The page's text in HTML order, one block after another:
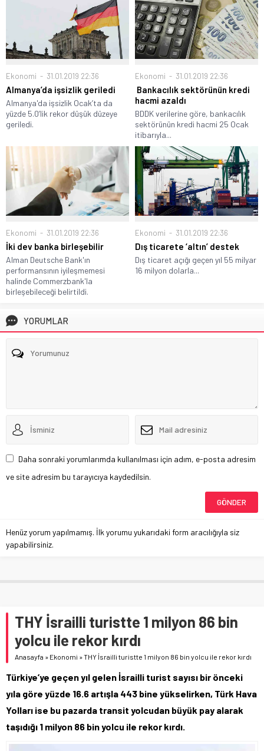
Ekonomi 31.01.2019 22:36
Almanya’da işsizlik geriledi
Almanya'da işsizlik Ocak’ta da
yüzde 5.0’lik rekor düşük düzeye
geriledi.
Ekonomi 31.01.2019 22:36
Bankacılık sektörünün kredi
hacmi azaldı
BDDK verilerine göre, bankacılık
sektörünün kredi hacmi 25 Ocak
itibarıyla...
Ekonomi 31.01.2019 22:36
İki dev banka birleşebilir
Alman Deutsche Bank'ın
performansının iyileşmemesi
halinde Commerzbank'la
birleşebileceği belirtildi.
Ekonomi 31.01.2019 22:36
Dış ticarete ‘altın’ destek
Dış ticaret açığı geçen yıl 55 milyar
16 milyon dolarla...
YORUMLAR
Daha sonraki yorumlarımda kullanılması için adım, e-posta adresim
ve site adresim bu tarayıcıya kaydedilsin.
Henüz yorum yapılmamış. İlk yorumu yukarıdaki form aracılığıyla siz
yapabilirsiniz.
THY İsrailli turistte 1 milyon 86 bin
yolcu ile rekor kırdı
Anasayfa » Ekonomi »THY İsrailli turistte 1 milyon 86 bin yolcu ile rekor kırdı
Türkiye’ye geçen yıl gelen İsrailli turist sayısı bir önceki
yıla göre yüzde 16.6 artışla 443 bine yükselirken, Türk Hava
Yolları ise bu pazarda transit yolcudan büyük pay alarak
taşıdığı 1 milyon 86 bin yolcu ile rekor kırdı.